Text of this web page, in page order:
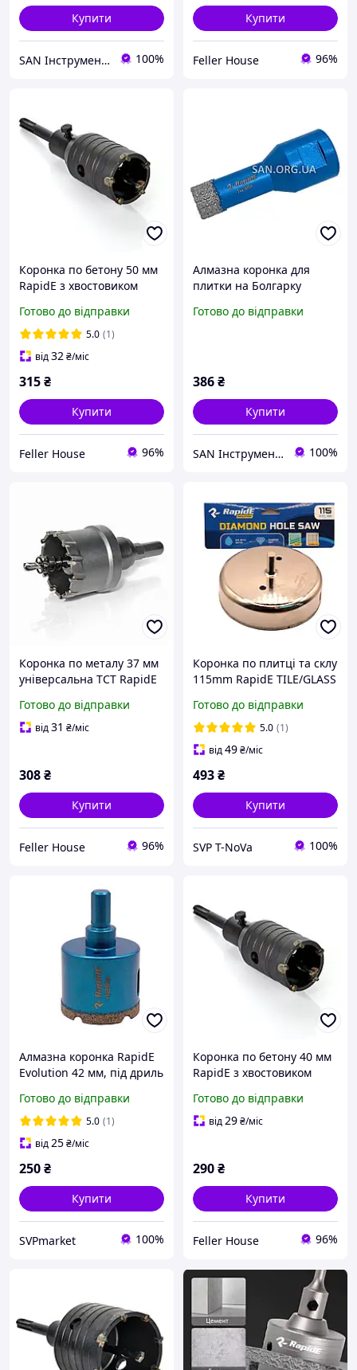
Купити
SAN Інструмент Комплектуючі Запчастини 100%
Купити
Feller House 96%
Коронка по бетону 50 мм
RapidE з хвостовиком
Готово до відправки
5.0 (1)
від32₴/міс
315₴
Купити
Feller House 96%
Алмазна коронка для
плитки на Болгарку
Evolution
Готово до відправки
386₴
Купити
SAN Інструмент Комплектуючі Запчастини 100%
Коронка по металу 37 мм
універсальна TCT RapidE
твердосплавними
напайками
Готово до відправки
від31 ₴/міс
308₴
Купити
Feller House 96%
Коронка по плитці та склу
115mm RapidE TILE/GLASS
свердлом
Готово до відправки
5.0 (1)
від49₴/міс
493₴
Купити
SVP T-NoVa 100%
Алмазна коронка RapidE
Evolution 42 мм, під дриль
Готово до відправки
5.0 (1)
від25₴/міс
250₴
Купити
SVPmarket 100%
Коронка по бетону 40 мм
RapidE з хвостовиком
Готово до відправки
від29₴/міс
290₴
Купити
Feller House 96%